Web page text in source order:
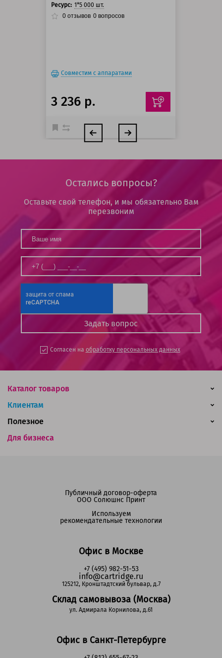
Ресурс: 1*5 000 шт.
0 отзывов 0 вопросов
Совместим с аппаратами
3 236 р.
Остались вопросы?
Оставьте свой телефон, и мы обязательно Вам
перезвоним
Согласен на обработку персональных данных
Каталог товаров
Клиентам
Для бизнеса
Полезное
Офис в Москве
+7 (495) 982-51-53
info@cartridge.ru
125212, Кронштадтский бульвар, д.7
Склад самовывоза (Москва)
ул. Адмирала Корнилова, д.61
Офис в Санкт-Петербурге
Публичный договор-оферта
ООО Солюшнс Принт
Используем
рекомендательные технологии